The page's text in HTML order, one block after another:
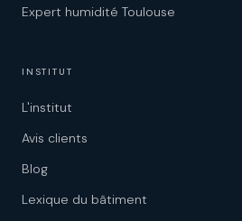
Expert humidité Toulouse
INSTITUT
L'institut
Avis clients
Blog
Lexique du bâtiment